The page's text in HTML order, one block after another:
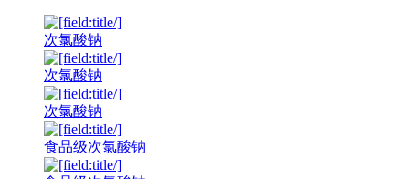
次氯酸钠
次氯酸钠
次氯酸钠
食品级次氯酸钠